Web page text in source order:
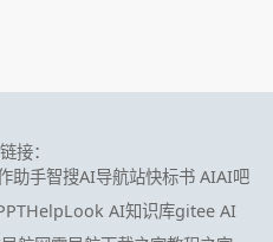
接：
助手智搜AI导航站快标书 AIAI吧
HelpLook AI知识库gitee AI